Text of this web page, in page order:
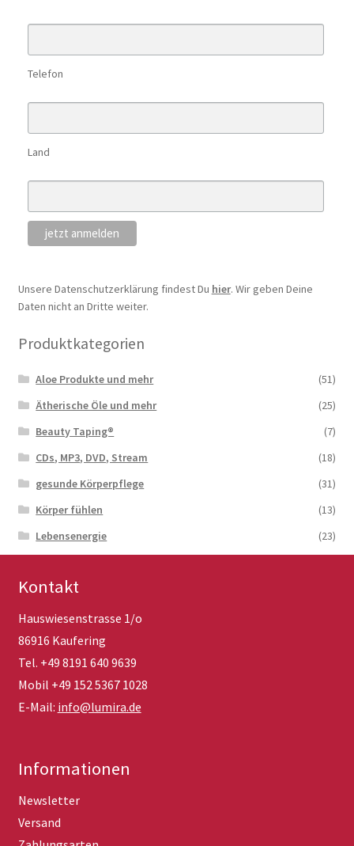
Telefon
Land
Unsere Datenschutzerklärung findest Du hier. Wir geben Deine
Daten nicht an Dritte weiter.
Produktkategorien
Aloe Produkte und mehr
(51)
Ätherische Öle und mehr
(25)
Beauty Taping®
(7)
CDs, MP3, DVD, Stream
(18)
gesunde Körperpflege
(31)
Körper fühlen
(13)
Lebensenergie
(23)
Kontakt
Hauswiesenstrasse 1/o
86916 Kaufering
Tel. +49 8191 640 9639
Mobil +49 152 5367 1028
E-Mail: info@lumira.de
Informationen
Newsletter
Versand